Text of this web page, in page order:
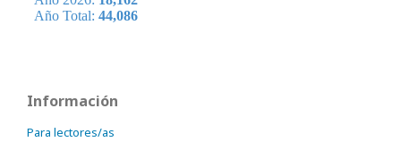
Información
Para lectores/as